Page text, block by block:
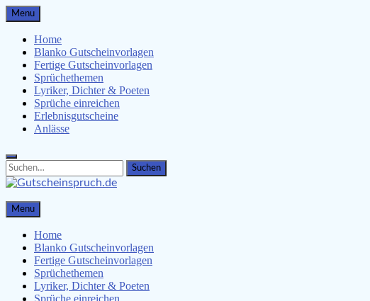
Skip
to
content
Menu
Home
Blanko Gutscheinvorlagen
Fertige Gutscheinvorlagen
Sprüchethemen
Lyriker, Dichter & Poeten
Sprüche einreichen
Erlebnisgutscheine
Anlässe
Search
for:
Search
Gutscheinspruch.de
Gutscheinsprüche & Gutscheinvorlagen finden
Menu
Home
Blanko Gutscheinvorlagen
Fertige Gutscheinvorlagen
Sprüchethemen
Lyriker, Dichter & Poeten
Sprüche einreichen